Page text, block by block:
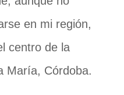
en mi región,
centro de la
María, Córdoba.